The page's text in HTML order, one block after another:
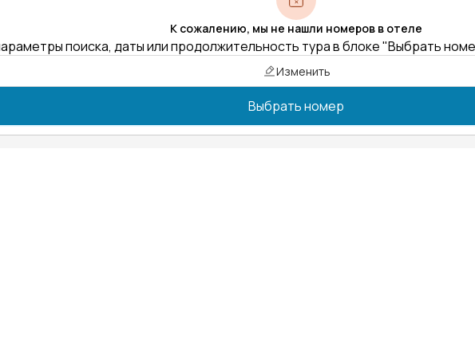
К сожалению, мы не нашли номеров в отеле
поиска, даты или продолжительность тура в блоке "Выбрать
Изменить
Выбрать номер